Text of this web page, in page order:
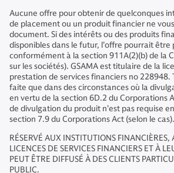
Aucune offre pour obtenir de quelconques
de placement ou un produit financier ne
document. Si des intérêts ou des produits
disponibles dans le futur, l’offre pourrait être
conformément à la section 911A(2)(b) de la
sur les sociétés). GSAMA est titulaire de la
prestation de services financiers no 228948.
faite que dans des circonstances où la
en vertu de la section 6D.2 du Corporations
de divulgation du produit n’est pas requise
section 7.9 du Corporations Act (selon le cas).
RÉSERVÉ AUX INSTITUTIONS FINANCIÈRES,
LICENCES DE SERVICES FINANCIERS ET À
PEUT ÊTRE DIFFUSÉ À DES CLIENTS
PUBLIC.